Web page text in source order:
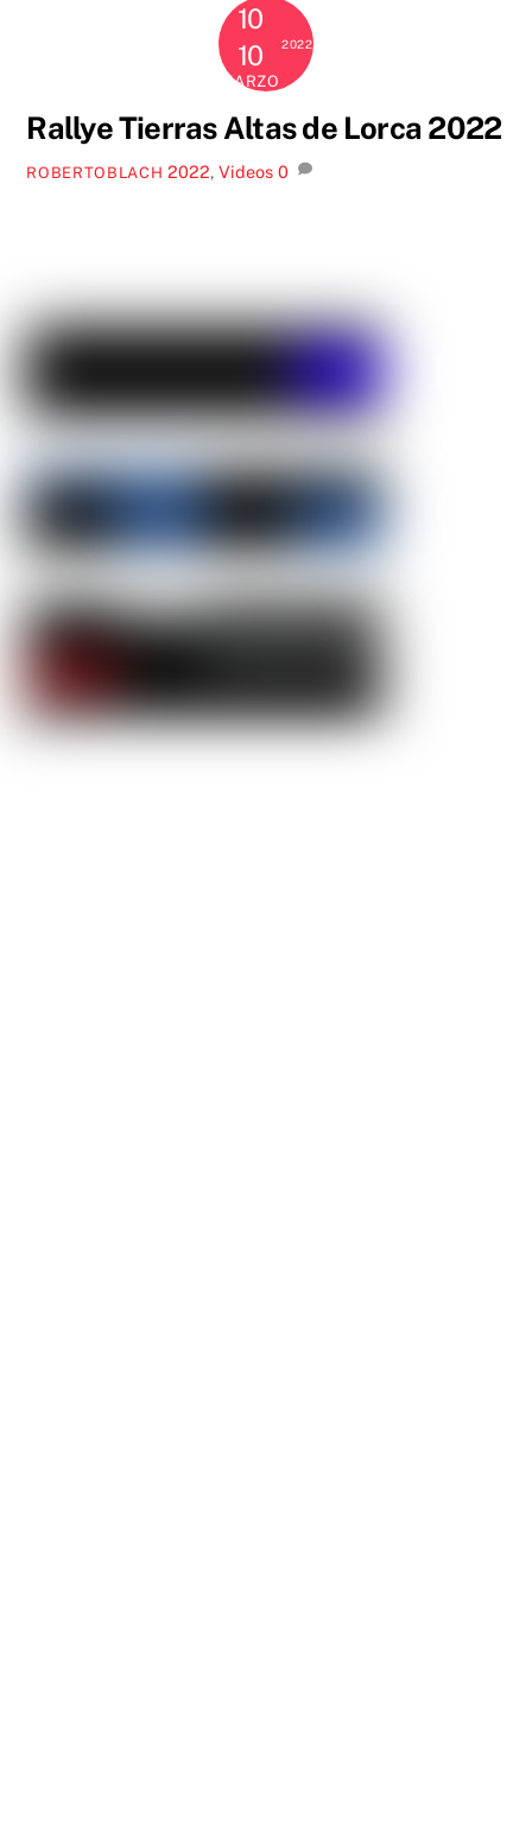
10
10
MARZO
2022
Rallye Tierras Altas de Lorca 2022
ROBERTOBLACH 2022,Videos 0